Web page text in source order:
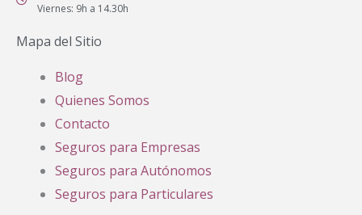
Viernes: 9h a 14.30h
Mapa del Sitio
Blog
Quienes Somos
Contacto
Seguros para Empresas
Seguros para Autónomos
Seguros para Particulares